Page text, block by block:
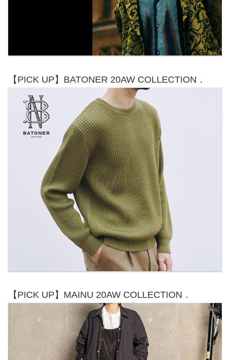
【PICK UP】BATONER 20AW COLLECTION．
【PICK UP】MAINU 20AW COLLECTION．